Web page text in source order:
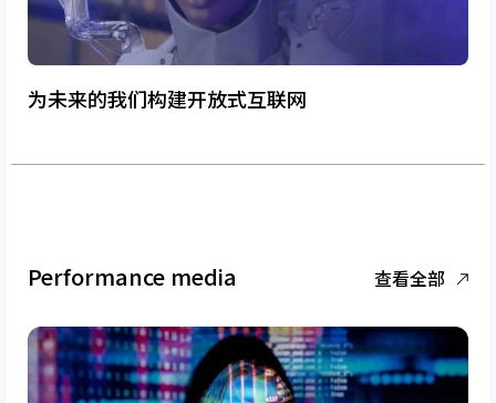
为未来的我们构建开放式互联网
Performance media 查看全部